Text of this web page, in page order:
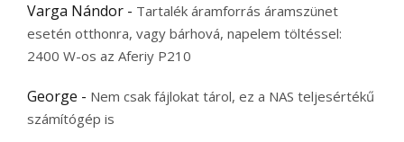
Varga Nándor - Tartalék áramforrás áramszünet
esetén otthonra, vagy bárhová, napelem töltéssel:
2400 W-os az Aferiy P210
George - Nem csak fájlokat tárol, ez a NAS teljesértékű
számítógép is